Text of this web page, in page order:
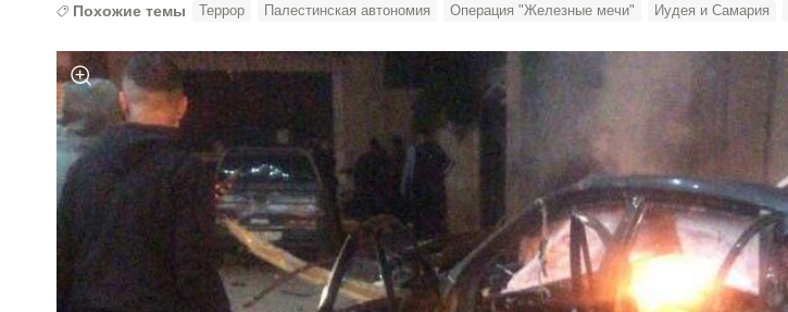
Похожие темы Террор Палестинская автономия Операция "Железные мечи" Иудея и Самария